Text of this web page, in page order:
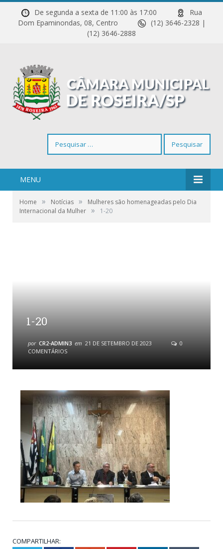
De segunda a sexta de 11:00 às 17:00
Rua
Dom Epaminondas, 08, Centro
(12) 3646-2328 |
(12) 3646-2888
por:
MENU
Home » Notícias »
Mulheres são homenageadas pelo Dia
Internacional da Mulher » 1-20
1-20
por CR2-ADMIN3 em 21 DE SETEMBRO DE 2023
0
COMENTÁRIOS
COMPARTILHAR: